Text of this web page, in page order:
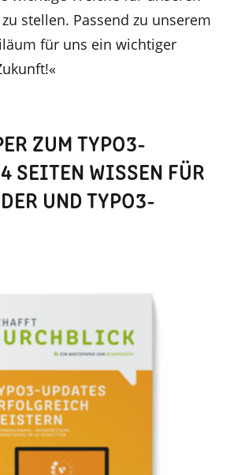
stellen. Passend zu unserem
für uns ein wichtiger
ZUM TYPO3-
SEITEN WISSEN FÜR
UND TYPO3-